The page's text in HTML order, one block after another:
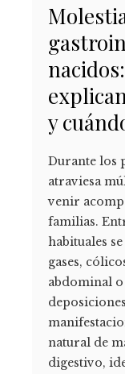
y
Durante los
atraviesa
venir
familias.
habituales
gases,
abdominal
natural de
digestivo,